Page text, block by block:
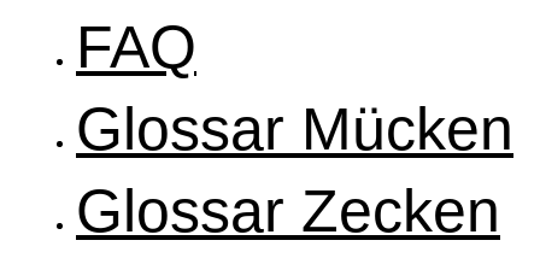
FAQ
Glossar Mücken
Glossar Zecken